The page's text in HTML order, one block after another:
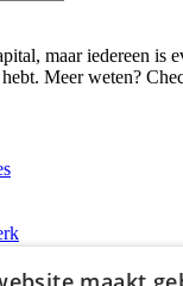
maar iedereen is
Meer weten?
App